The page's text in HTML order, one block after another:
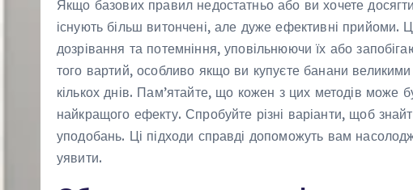
Якщо базових правил недостатньо або ви хочете
існують більш витончені, але дуже ефективні
дозрівання та потемніння, уповільнюючи їх або
того вартий, особливо якщо ви купуєте банани
кількох днів. Пам’ятайте, що кожен з цих методів
найкращого ефекту. Спробуйте різні варіанти, щоб
уподобань. Ці підходи справді допоможуть вам
уявити.